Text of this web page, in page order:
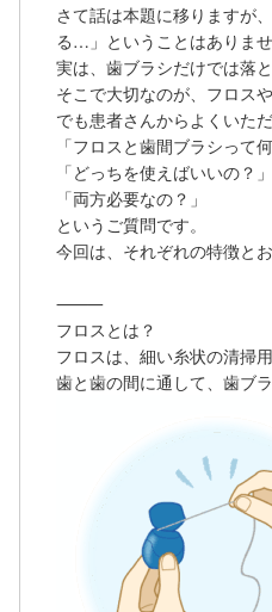
さて話は本題に移りますが
る…」ということはありま
実は、歯ブラシだけでは落
そこで大切なのが、 フロスや
でも患者さんからよくいただ
「フロスと歯間ブラシって
「どっちを使えばいいの？」
「両方必要なの？」
というご質問です。
今回は、それぞれの特徴と
⸻
フロスとは？
フロスは、細い糸状の清掃用
歯と歯の間に通して、歯ブ